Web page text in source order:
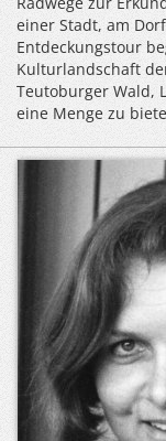
einer Stadt, am
Entdeckungstour
Kulturlandschaft
Teutoburger Wald,
eine Menge zu